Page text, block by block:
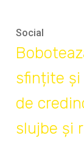
Social
sfințite și
de
slujbe și